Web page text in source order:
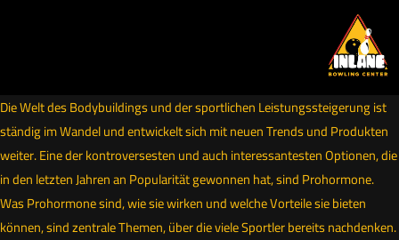
Die Welt des Bodybuildings und der sportlichen Leistungssteigerung ist
ständig im Wandel und entwickelt sich mit neuen Trends und Produkten
weiter. Eine der kontroversesten und auch interessantesten Optionen, die
in den letzten Jahren an Popularität gewonnen hat, sind Prohormone.
Was Prohormone sind, wie sie wirken und welche Vorteile sie bieten
können, sind zentrale Themen, über die viele Sportler bereits nachdenken.